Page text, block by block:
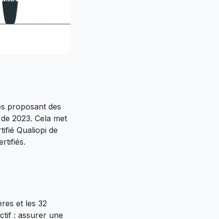
proposant des
2023. Cela met
Qualiopi de
et les 32
: assurer une